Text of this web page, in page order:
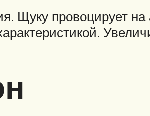
Щуку провоцирует на